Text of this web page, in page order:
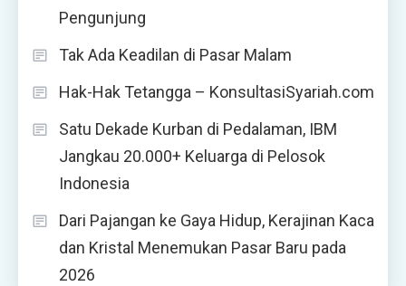
Pengunjung
Tak Ada Keadilan di Pasar Malam
Hak-Hak Tetangga – KonsultasiSyariah.com
Satu Dekade Kurban di Pedalaman, IBM
Jangkau 20.000+ Keluarga di Pelosok
Indonesia
Dari Pajangan ke Gaya Hidup, Kerajinan Kaca
dan Kristal Menemukan Pasar Baru pada
2026